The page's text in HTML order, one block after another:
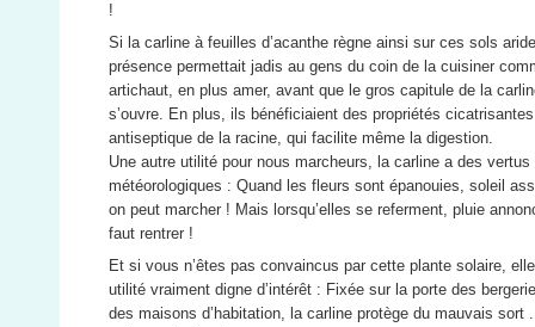
!
Si la carline à feuilles d’acanthe règne ainsi sur ces sols
présence permettait jadis au gens du coin de la cuisiner
artichaut, en plus amer, avant que le gros capitule de la
s’ouvre. En plus, ils bénéficiaient des propriétés
antiseptique de la racine, qui facilite même la digestion.
Une autre utilité pour nous marcheurs, la carline a des vertus
météorologiques : Quand les fleurs sont épanouies, soleil
on peut marcher ! Mais lorsqu’elles se referment, pluie
faut rentrer !
Et si vous n’êtes pas convaincus par cette plante solaire,
utilité vraiment digne d’intérêt : Fixée sur la porte des
des maisons d’habitation, la carline protège du mauvais sort